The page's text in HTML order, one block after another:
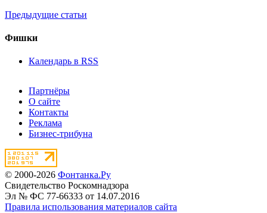
Предыдущие статьи
Фишки
Календарь в RSS
Партнёры
О сайте
Контакты
Реклама
Бизнес-трибуна
© 2000-2026 Фонтанка.Ру
Свидетельство Роскомнадзора
Эл № ФС 77-66333 от 14.07.2016
Правила использования материалов сайта